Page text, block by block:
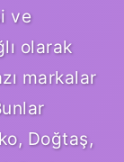
ve
olarak
markalar
Doğtaş,